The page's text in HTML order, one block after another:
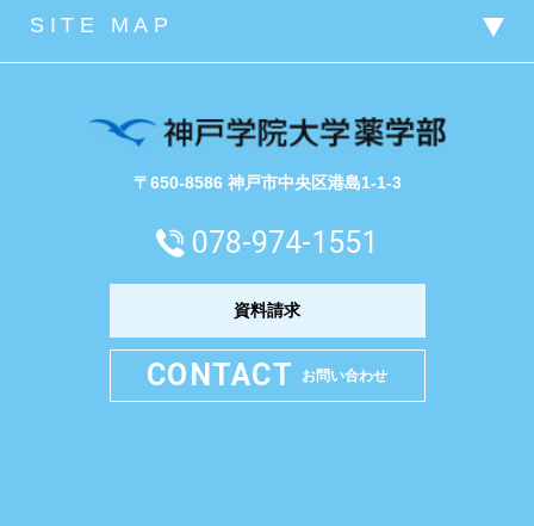
〒650-8586 神戸市中央区港島1-1-3
078-974-1551
資料請求
CONTACT お問い合わせ